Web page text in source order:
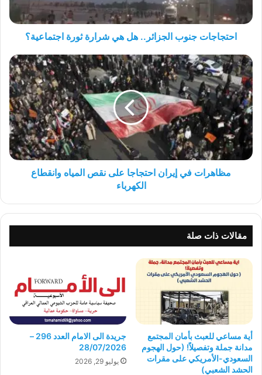
اجتماعية؟
احتجاجات جنوب الجزائر.. هل هي شرارة ثورة اجتماعية؟
مظاهرات
في
إيران
احتجاجا
على
نقص
المياه
وانقطاع
الكهرباء
مظاهرات في إيران احتجاجا على نقص المياه وانقطاع
الكهرباء
مقالات ذات صلة
أية مساعي للعبث بأمان المجتمع
مدانة جملة وتفصيلاً! (حول الهجوم
السعودي-الأمريكي على مقرات
الحشد الشعبي)
جريدة الى الامام العدد 296 –
28/07/2026
يوليو 29, 2026